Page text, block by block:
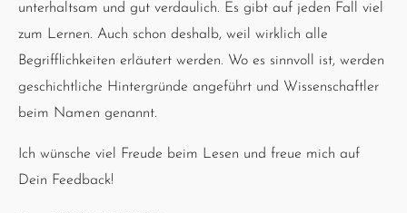
unterhaltsam und gut verdaulich. Es gibt auf jeden Fall viel
zum Lernen. Auch schon deshalb, weil wirklich alle
Begrifflichkeiten erläutert werden. Wo es sinnvoll ist, werden
geschichtliche Hintergründe angeführt und Wissenschaftler
beim Namen genannt.
Ich wünsche viel Freude beim Lesen und freue mich auf
Dein Feedback!